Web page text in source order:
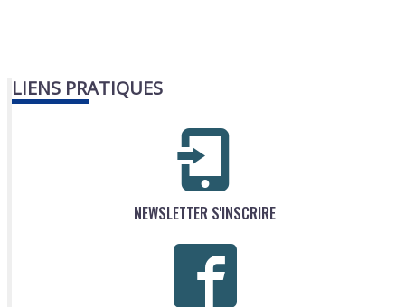
LIENS PRATIQUES
NEWSLETTER S'INSCRIRE